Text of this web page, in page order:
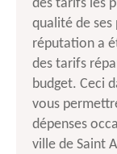
des tarifs les
qualité de ses
réputation a
des tarifs
budget. Ceci
vous
dépenses
ville de Saint